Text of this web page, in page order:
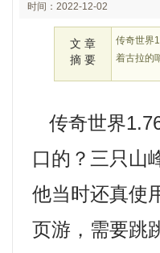
时间：2022-12-02
文 章
摘 要
传奇世界
着古拉的
传奇世界
口的？三只山
他当时还真使
页游，需要跳